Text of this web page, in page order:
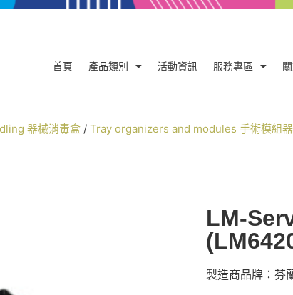
首頁 產品類別 活動資訊 服務專區
器械消毒盒 / Tray organizers and modules 手術模組
LM-
製造商品牌：芬